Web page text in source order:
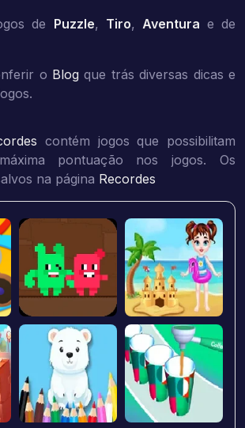
de Puzzle, Tiro, Aventura e de
o Blog que trás diversas dicas e
contém jogos que possibilitam
pontuação nos jogos. Os
na página Recordes